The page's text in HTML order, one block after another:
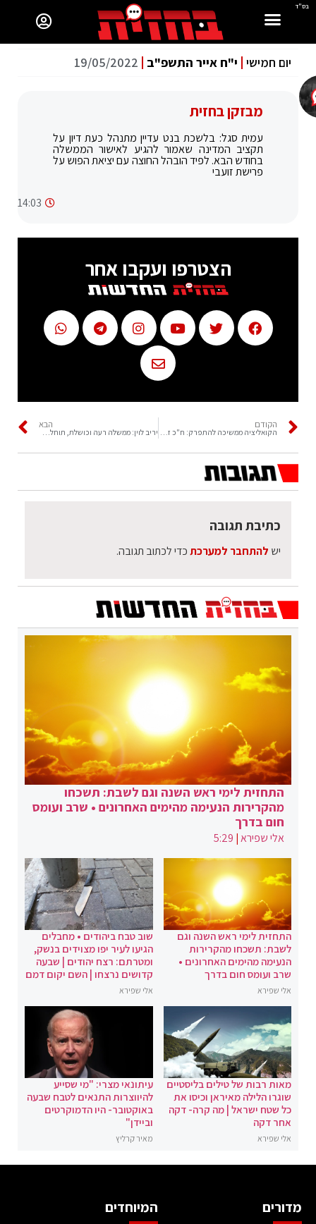
בס"ד
יום חמישי י"ח אייר התשפ"ב 19/05/2022
מבזקן בחזית
עמית סגל: בלשכת בנט עדיין מתנהל כעת דיון על
תקציב המדינה שאמור להגיע לאישור הממשלה
בחודש הבא. לפיד הובהל החוצה עם יציאת הפוש על
פרישת זועבי
14:03
הצטרפו ועקבו אחר
הקודם הבא
כתיבת תגובה
יש להתחבר למערכתכדי לכתוב תגובה.
התחזית לימי ראש השנה וגם לשבת: תשכחו
מהקרירות הנעימה מהימים האחרונים • שרב ועומס
חום בדרך
אלי שפירא|
5:29
התחזית לימי ראש השנה וגם
לשבת: תשכחו מהקרירות
הנעימה מהימים האחרונים •
שרב ועומס חום בדרך
אלי שפירא
שוב טבח ביהודים • מחבלים
הגיעו לעיר יפו מצוידים בנשק,
ומטרתם: רצח יהודים | שבעה
קדושים נרצחו | השם יקום דמם
אלי שפירא
מאות רבות של טילים בליסטיים
שוגרו הלילה מאיראן וכיסו את
כל שטח ישראל | מה קרה- דקה
אחר דקה
אלי שפירא
עיתונאי מצרי: "מי שסייע
להיווצרות התנאים לטבח שבעה
באוקטובר- היו הדמוקרטים
וביידן"
מאיר קרליץ
מדורים המיוחדים